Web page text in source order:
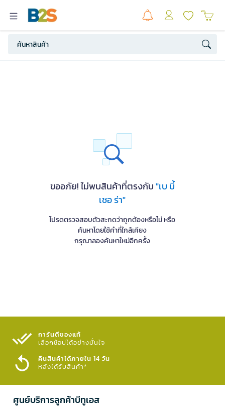
ขออภัย! ไม่พบสินค้าที่ตรงกับ"เบ บี้
เชอ ร่า"
โปรดตรวจสอบตัวสะกดว่าถูกต้องหรือไม่ หรือ
ค้นหาโดยใช้คำที่ใกล้เคียง
กรุณาลองค้นหาใหม่อีกครั้ง
การันตีของแท้
เลือกช้อปได้อย่างมั่นใจ​
คืนสินค้าได้ภายใน 14 วัน
หลังได้รับสินค้า*
ศูนย์บริการลูกค้าบีทูเอส